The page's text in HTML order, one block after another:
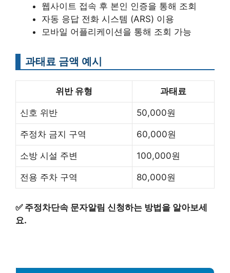
웹사이트 접속 후 본인 인증을 통해 조회
자동 응답 전화 시스템 (ARS) 이용
모바일 어플리케이션을 통해 조회 가능
과태료 금액 예시
위반 유형 과태료
신호 위반 50,000원
주정차 금지 구역 60,000원
소방 시설 주변 100,000원
전용 주차 구역 80,000원
✅ 주정차단속 문자알림 신청하는 방법을 알아보세
요.